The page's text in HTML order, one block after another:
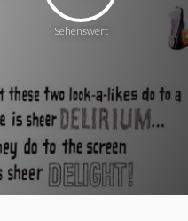
Sehenswert